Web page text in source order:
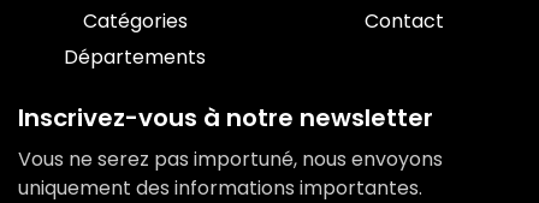
Catégories
Départements
Contact
Inscrivez-vous à notre newsletter
Vous ne serez pas importuné, nous envoyons
uniquement des informations importantes.